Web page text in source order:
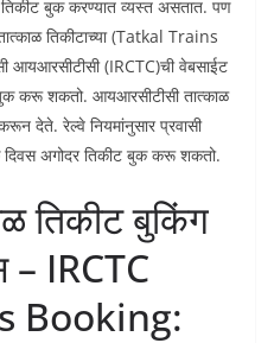
बुक करण्यात व्यस्त असतात. पण
तिकीटाच्या (Tatkal Trains
आयआरसीटीसी (IRCTC)ची वेबसाईट
करू शकतो. आयआरसीटीसी तात्काळ
देते. रेल्वे नियमांनुसार प्रवासी
दिवस अगोदर तिकीट बुक करू शकतो.
तिकीट बुकिंग
– IRCTC
Booking: